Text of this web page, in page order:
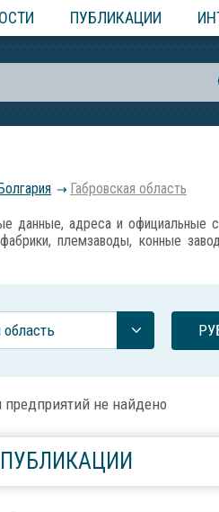
ПУБЛИКАЦИИ
Габровская область
адреса и официальные
племзаводы, конные
область
не найдено